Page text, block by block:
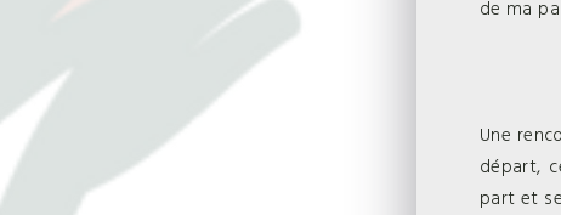
de ma
Une
départ,
part et